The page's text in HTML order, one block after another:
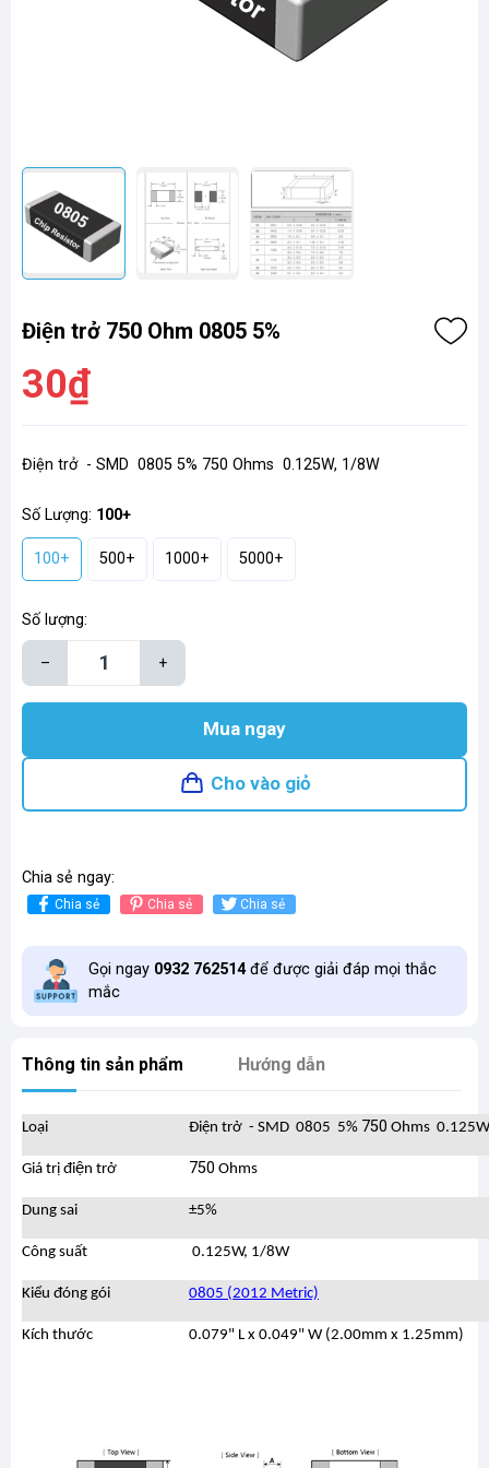
Điện trở 750 Ohm 0805 5%
30₫
Điện trở - SMD 0805 5% 750 Ohms 0.125W, 1/8W
Số Lượng: 100+
100+ 500+ 1000+ 5000+
Số lượng:
– +
Mua ngay
Cho vào giỏ
Chia sẻ ngay:
Chia sẻ Chia sẻ Chia sẻ
Gọi ngay 0932 762514để được giải đáp mọi thắc
mắc
Thông tin sản phẩm Hướng dẫn
Loại Điện trở - SMD 0805 5% 750 Ohms
Giá trị điện trở 750 Ohms
Dung sai ±5%
Công suất 0.125W, 1/8W
Kiểu đóng gói 0805 (2012 Metric)
Kích thước 0.079" L x 0.049" W (2.00mm x 1.25mm)